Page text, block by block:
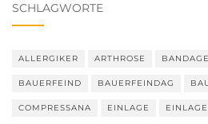
SCHLAGWORTE
ALLERGIKER ARTHROSE BANDAGE
BAUERFEIND BAUERFEINDAG
COMPRESSANA EINLAGE